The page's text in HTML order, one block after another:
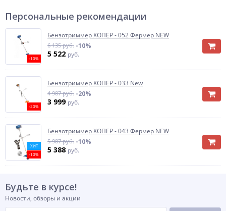
Персональные рекомендации
-10%
Бензотриммер ХОПЕР - 052 Фермер NEW
6 135 руб. -10%
5 522 руб.
-20%
Бензотриммер ХОПЕР - 033 New
4 987 руб. -20%
3 999 руб.
ХИТ
-10%
Бензотриммер ХОПЕР - 043 Фермер NEW
5 987 руб. -10%
5 388 руб.
Будьте в курсе!
Новости, обзоры и акции